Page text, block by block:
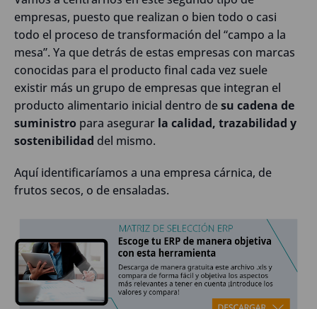
empresas, puesto que realizan o bien todo o casi
todo el proceso de transformación del “campo a la
mesa”. Ya que detrás de estas empresas con marcas
conocidas para el producto final cada vez suele
existir más un grupo de empresas que integran el
producto alimentario inicial dentro desu cadena de
suministro para asegurar la calidad, trazabilidad y
sostenibilidad del mismo.
Aquí identificaríamos a una empresa cárnica, de
frutos secos, o de ensaladas.